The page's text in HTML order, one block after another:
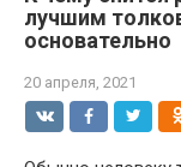
лучшим
основательно
20 апреля, 2021